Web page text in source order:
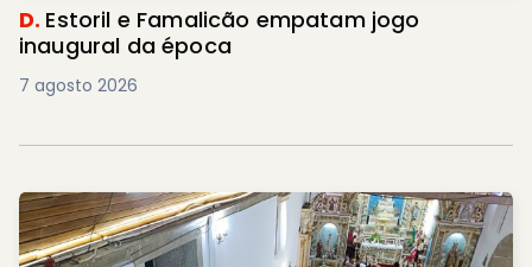
D. Estoril e Famalicão empatam jogo
inaugural da época
7 agosto 2026